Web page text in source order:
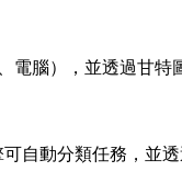
電腦），並透過甘特
自動分類任務，並